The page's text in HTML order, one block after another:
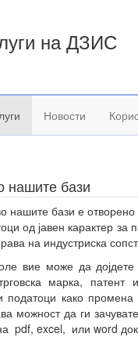
на ДЗИС
Новости
нашите бази
нашите бази е
од јавен карактер за
на индустриска
вие може да дојдете
марка, патент
податоци како
можност да ги
pdf, excel, или word